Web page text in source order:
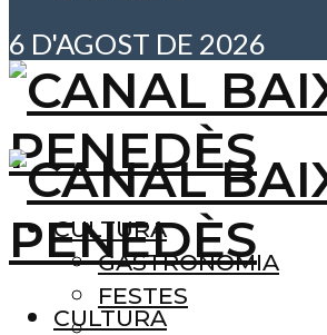
6 D'AGOST DE 2026
CULTURA
GASTRONOMIA
FESTES
CULTURA